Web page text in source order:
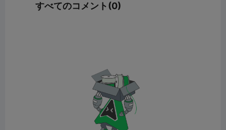
すべてのコメント(0)